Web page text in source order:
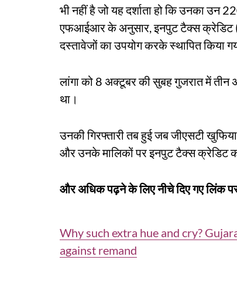
भी नहीं है जो यह दर्शाता हो कि उनका उन
एफआईआर के अनुसार, इनपुट टैक्स क्रेडिट
दस्तावेजों का उपयोग करके स्थापित किया
लांगा को 8 अक्टूबर की सुबह गुजरात में तीन
था।
उनकी गिरफ्तारी तब हुई जब जीएसटी
और उनके मालिकों पर इनपुट टैक्स क्रेडिट
और अधिक पढ़ने के लिए नीचे दिए गए लिंक
Why such extra hue and cry?
against remand